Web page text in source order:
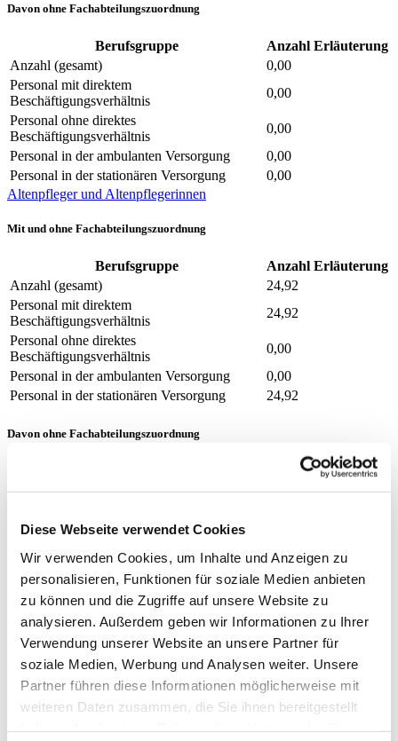
Diese Webseite verwendet Cookies
Wir verwenden Cookies, um Inhalte und Anzeigen zu
personalisieren, Funktionen für soziale Medien anbieten
zu können und die Zugriffe auf unsere Website zu
analysieren. Außerdem geben wir Informationen zu Ihrer
Verwendung unserer Website an unsere Partner für
soziale Medien, Werbung und Analysen weiter. Unsere
Partner führen diese Informationen möglicherweise mit
weiteren Daten zusammen, die Sie ihnen bereitgestellt
Davon ohne Fachabteilungszuordnung
Berufsgruppe Anzahl Erläuterung
Anzahl (gesamt)
0,00
Personal mit direktem
Beschäftigungsverhältnis
0,00
Personal ohne direktes
Beschäftigungsverhältnis
0,00
Personal in der ambulanten Versorgung
0,00
Personal in der stationären Versorgung
0,00
Altenpfleger und Altenpflegerinnen
Mit und ohne Fachabteilungszuordnung
Berufsgruppe Anzahl Erläuterung
Anzahl (gesamt)
24,92
Personal mit direktem
Beschäftigungsverhältnis
24,92
Personal ohne direktes
Beschäftigungsverhältnis
0,00
Personal in der ambulanten Versorgung
0,00
Personal in der stationären Versorgung
24,92
Davon ohne Fachabteilungszuordnung
Erläuterung
Anzahl (gesamt) 2,25
Pflegepersonal aus folgenden
Qualitätsbericht ausgewiesenen
Abteilung zugehörig: -
Anästhesiologie - Rehabilitation
Personal mit direktem
Beschäftigungsverhältnis
2,25
Personal ohne direktes
Beschäftigungsverhältnis
0,00
Personal in der
ambulanten Versorgung
0,00
Personal in der
2,25
Krankenpflegehelfer und Krankenpflegehelferinnen